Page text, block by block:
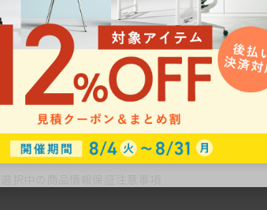
【ITOKI の企業コンセプト】 明日の「働く」を
たちは、心と身体の健康を維持し、高い生産性を
い創造性を発揮し、そして価値あるイノベーショ
く、そういった、人びとの「働く」という活動を支
私たちは、常に「人」を中心に据えた思考を持ち
る、新鮮で価値ある、充実した「働く」をデザイ
「空間」「環境」「場」づくりを実践していきます